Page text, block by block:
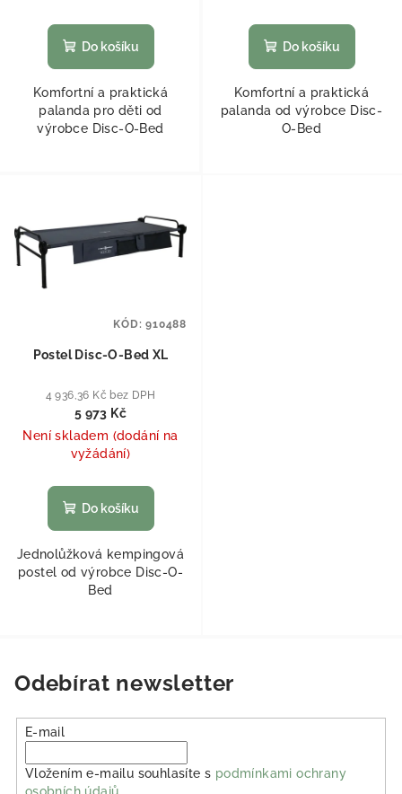
Do košíku
Komfortní a praktická
palanda pro děti od
výrobce Disc-O-Bed
Do košíku
Komfortní a praktická
palanda od výrobce Disc-
O-Bed
Postel Disc-O-Bed XL
4 936,36 Kč bez DPH
5 973 Kč
Není skladem (dodání na
vyžádání)
Do košíku
Jednolůžková kempingová
postel od výrobce Disc-O-
Bed
KÓD:910488
Odebírat newsletter
E-mail
Vložením e-mailu souhlasíte s podmínkami ochrany